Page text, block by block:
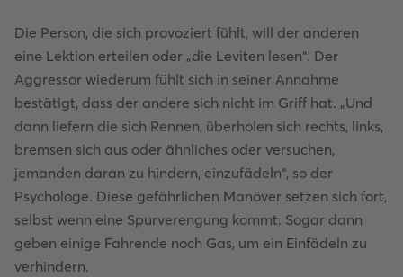
Die Person, die sich provoziert fühlt, will der anderen
eine Lektion erteilen oder „die Leviten lesen“. Der
Aggressor wiederum fühlt sich in seiner Annahme
bestätigt, dass der andere sich nicht im Griff hat. „Und
dann liefern die sich Rennen, überholen sich rechts, links,
bremsen sich aus oder ähnliches oder versuchen,
jemanden daran zu hindern, einzufädeln“, so der
Psychologe. Diese gefährlichen Manöver setzen sich fort,
selbst wenn eine Spurverengung kommt. Sogar dann
geben einige Fahrende noch Gas, um ein Einfädeln zu
verhindern.